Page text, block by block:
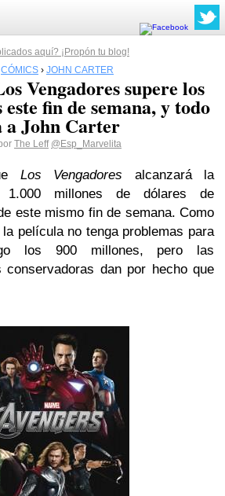
aquí? ¡Propón tu blog!
CÓMICS › JOHN CARTER
Vengadores supere los
fin de semana, y todo
a John Carter
The Leff @Esp_Marvelita
Los Vengadores alcanzará la
millones de dólares de
este mismo fin de semana. Como
película no tenga problemas para
los 900 millones, pero las
conservadoras dan por hecho que